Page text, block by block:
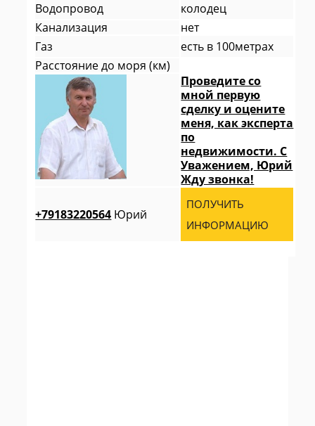
Водопровод
колодец
Канализация
нет
Газ
есть в 100метрах
Расстояние до моря (км)
Проведите со
мной первую
сделку и оцените
меня, как эксперта
по
недвижимости. С
Уважением, Юрий
Жду звонка!
+79183220564 Юрий
ПОЛУЧИТЬ
ИНФОРМАЦИЮ